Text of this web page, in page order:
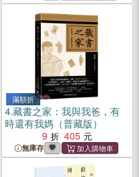
滿額折
4.藏書之家：我與我爸，有
時還有我媽（普藏版）
9
405
無庫存